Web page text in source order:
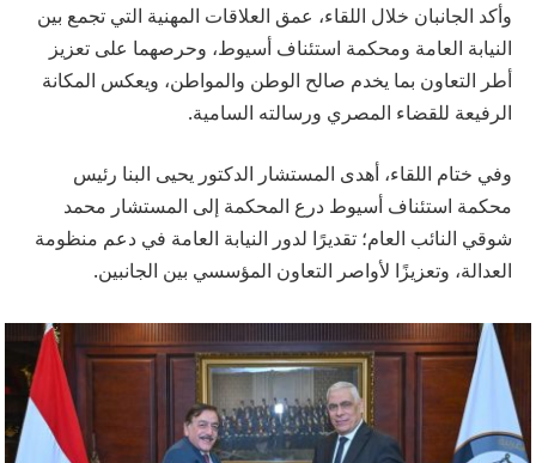
وأكد الجانبان خلال اللقاء، عمق العلاقات المهنية التي تجمع بين
النيابة العامة ومحكمة استئناف أسيوط، وحرصهما على تعزيز
أطر التعاون بما يخدم صالح الوطن والمواطن، ويعكس المكانة
الرفيعة للقضاء المصري ورسالته السامية.
وفي ختام اللقاء، أهدى المستشار الدكتور يحيى البنا رئيس
محكمة استئناف أسيوط درع المحكمة إلى المستشار محمد
شوقي النائب العام؛ تقديرًا لدور النيابة العامة في دعم منظومة
العدالة، وتعزيزًا لأواصر التعاون المؤسسي بين الجانبين.